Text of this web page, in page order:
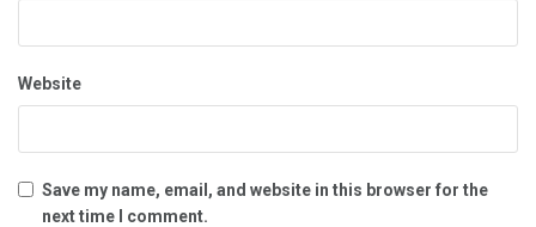
Website
Save my name, email, and website in this browser for the
next time I comment.